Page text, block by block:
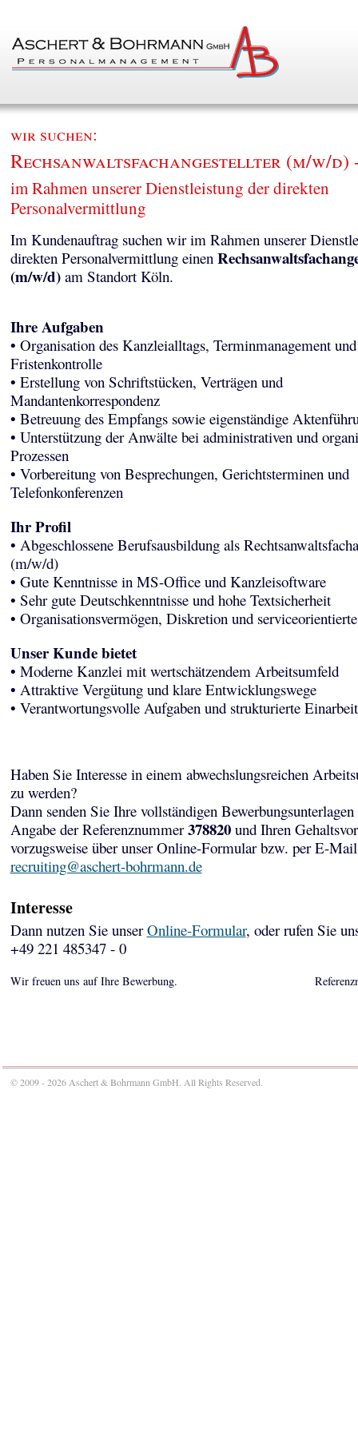
wir suchen:
Rechsanwaltsfachangestellter (m/w/d)
im Rahmen unserer Dienstleistung der direkten
Personalvermittlung
Im Kundenauftrag suchen wir im Rahmen unserer
direkten Personalvermittlung einen
(m/w/d)am Standort Köln.
Ihre Aufgaben
• Organisation des Kanzleialltags, Terminmanagement und
Fristenkontrolle
• Erstellung von Schriftstücken, Verträgen und
Mandantenkorrespondenz
• Betreuung des Empfangs sowie eigenständige
• Unterstützung der Anwälte bei administrativen und
Prozessen
• Vorbereitung von Besprechungen, Gerichtsterminen und
Telefonkonferenzen
Ihr Profil
• Abgeschlossene Berufsausbildung als
(m/w/d)
• Gute Kenntnisse in MS-Office und Kanzleisoftware
• Sehr gute Deutschkenntnisse und hohe Textsicherheit
• Organisationsvermögen, Diskretion und
Unser Kunde bietet
• Moderne Kanzlei mit wertschätzendem Arbeitsumfeld
• Attraktive Vergütung und klare Entwicklungswege
• Verantwortungsvolle Aufgaben und strukturierte
Haben Sie Interesse in einem abwechslungsreichen
zu werden?
Dann senden Sie Ihre vollständigen Bewerbungsunterlagen
Angabe der Referenznummer378820und Ihren
vorzugsweise über unser Online-Formular bzw. per E-
recruiting@aschert-bohrmann.de
Interesse
Dann nutzen Sie unserOnline-Formular, oder rufen Sie
+49 221 485347 - 0
Wir freuen uns auf Ihre Bewerbung.
© 2009 - 2026 Aschert & Bohrmann GmbH. All Rights Reserved.